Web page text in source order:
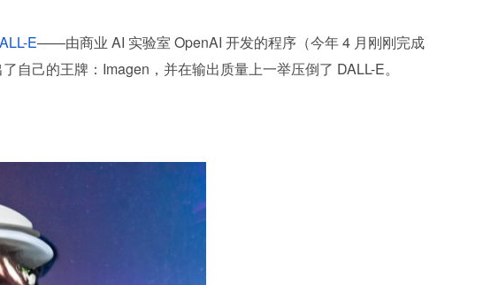
E——由商业 AI 实验室 OpenAI 开发的程序（今年 4 月刚刚完成
自己的王牌：Imagen，并在输出质量上一举压倒了 DALL-E。